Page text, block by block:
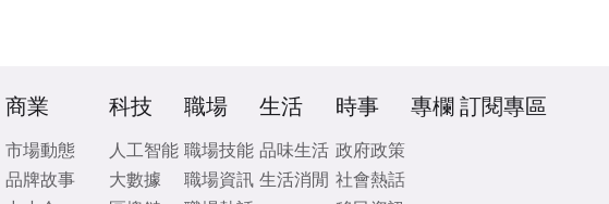
商業
市場動態
品牌故事
科技
人工智能
大數據
職場
職場技能
職場資訊
生活
品味生活
生活消閒
時事
政府政策
社會熱話
專欄 訂閱專區